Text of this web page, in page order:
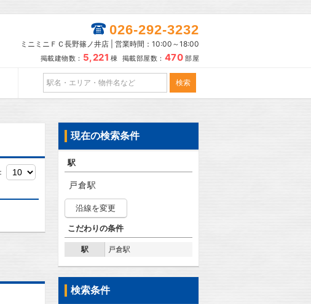
026-292-3232
ミニミニＦＣ長野篠ノ井店 | 営業時間：10:00～18:00
掲載建物数： 5,221 棟 掲載部屋数： 470 部屋
現在の検索条件
駅
戸倉駅
沿線を変更
こだわりの条件
駅 戸倉駅
検索条件